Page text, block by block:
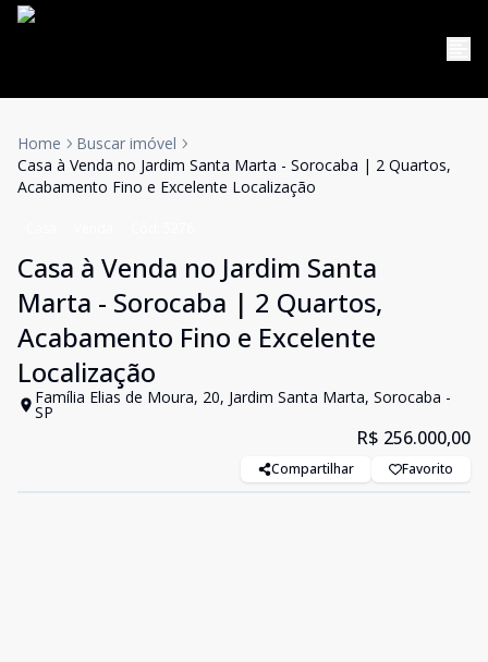
Home
Buscar imóvel
Casa à Venda no Jardim Santa Marta - Sorocaba | 2 Quartos,
Acabamento Fino e Excelente Localização
Casa à Venda no Jardim Santa
Marta - Sorocaba | 2 Quartos,
Acabamento Fino e Excelente
Localização
Família Elias de Moura, 20, Jardim Santa Marta, Sorocaba -
SP
R$ 256.000,00
Compartilhar Favorito